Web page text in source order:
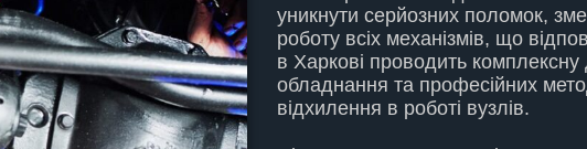
уникнути серйозних поломок,
роботу всіх механізмів, що
в Харкові проводить комплексну
обладнання та професійних
відхилення в роботі вузлів.